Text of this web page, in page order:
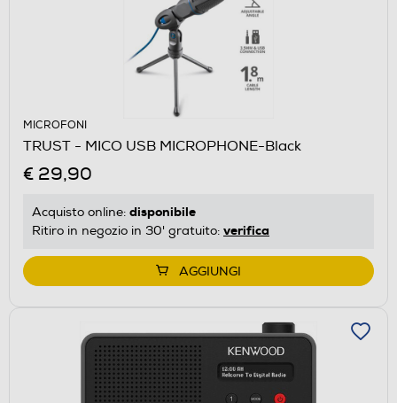
MICROFONI
TRUST - MICO USB MICROPHONE-Black
€ 29,90
Acquisto online: disponibile
Ritiro in negozio in 30' gratuito: verifica
AGGIUNGI